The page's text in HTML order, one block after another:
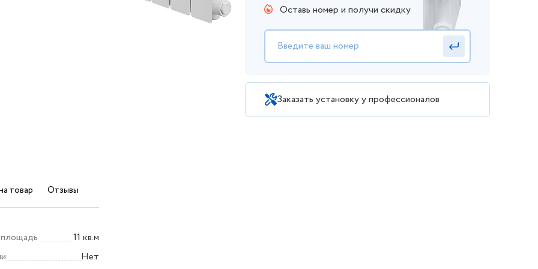
Оставь номер и получи скидку
Заказать установку у профессионалов
товар Отзывы
11 кв.м
Нет